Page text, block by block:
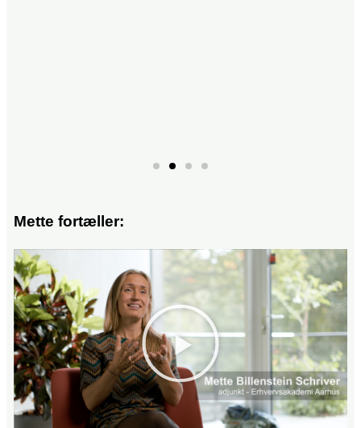
Mette fortæller: